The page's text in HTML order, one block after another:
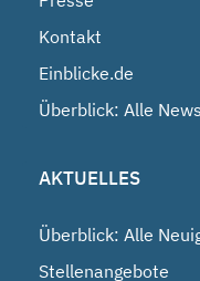
Kontakt
Einblicke.de
Überblick: Alle
AKTUELLES
Überblick: Alle
Stellenangebote